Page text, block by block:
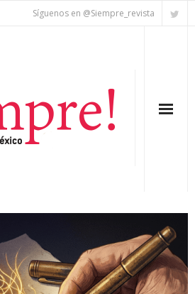
Síguenos en @Siempre_revista